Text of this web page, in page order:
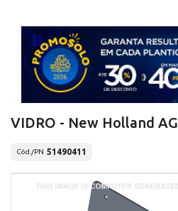
VIDRO - New Holland AG
Cód./PN 51490411